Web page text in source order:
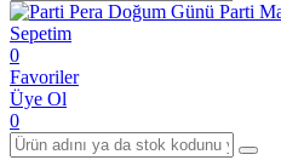
Sepetim
0
Favoriler
Üye Ol
0